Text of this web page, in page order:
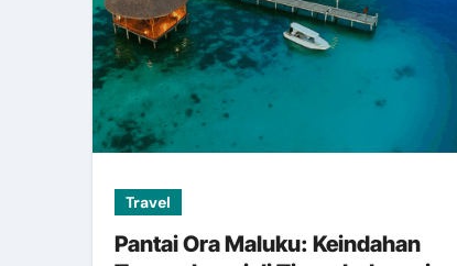
Travel
Pantai Ora Maluku: Keindahan